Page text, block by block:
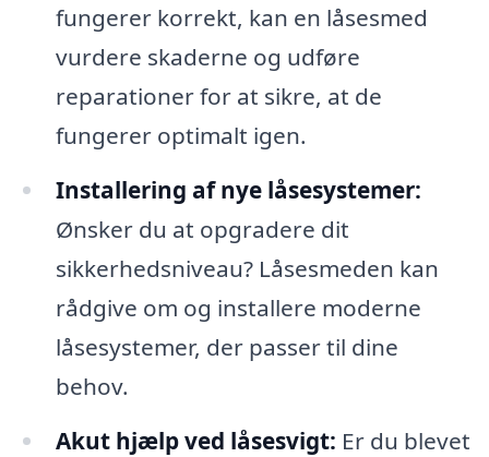
fungerer korrekt, kan en låsesmed
vurdere skaderne og udføre
reparationer for at sikre, at de
fungerer optimalt igen.
Installering af nye låsesystemer:
Ønsker du at opgradere dit
sikkerhedsniveau? Låsesmeden kan
rådgive om og installere moderne
låsesystemer, der passer til dine
behov.
Akut hjælp ved låsesvigt: Er du blevet